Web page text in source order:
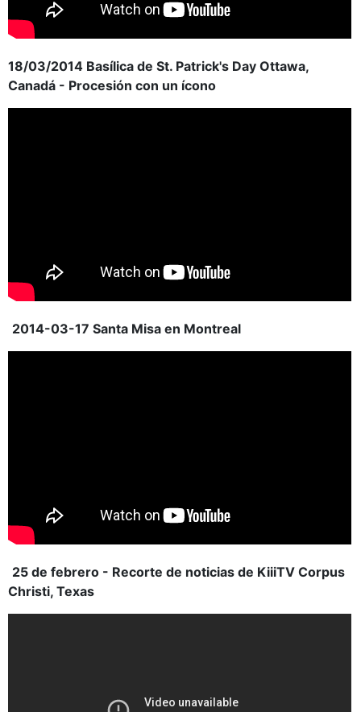
18/03/2014 Basílica de St. Patrick's Day Ottawa,
Canadá - Procesión con un ícono
2014-03-17 Santa Misa en Montreal
25 de febrero - Recorte de noticias de KiiiTV Corpus
Christi, Texas